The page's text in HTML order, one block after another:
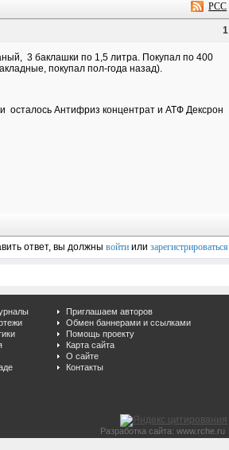
РСС
1
3 баклашки по 1,5 литра. Покупал по 400
покупал пол-года назад).
осталось Антифриз концентрат и АТФ Дексрон
ответ, вы должны войтиили зарегистрироваться
Приглашаем авторов
Обмен баннерами и ссылками
Помощь проекту
Карта сайта
О сайте
Контакты
Разработка сайта: www.rche.ru